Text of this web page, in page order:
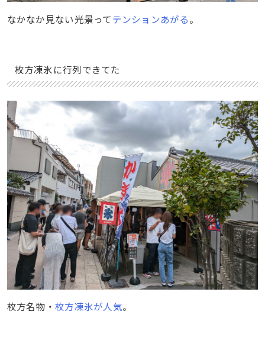
なかなか見ない光景ってテンションあがる。
枚方凍氷に行列できてた
枚方名物・ 枚方凍氷が人気。